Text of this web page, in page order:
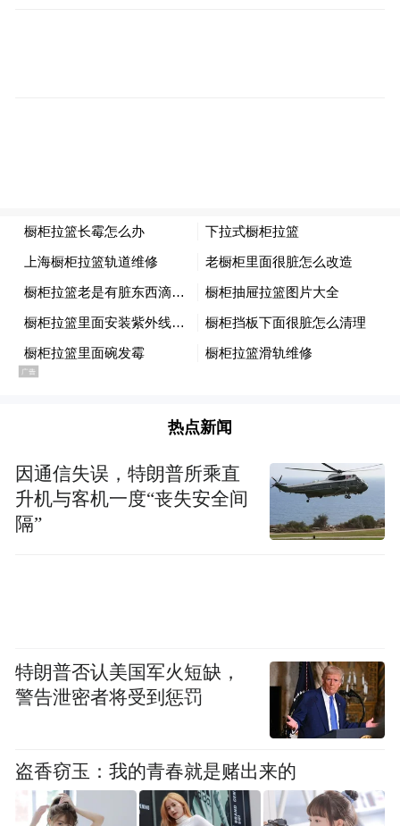
“特别声明：以上作品内容(包括在内的视频、图片或音
频)为凤凰网旗下自媒体平台“大风号”用户上传并发
Notice: The content above (including the videos,
by the user of Dafeng Hao, which is a social media
platform and merely provides information storage
space services.”
热点新闻
因通信失误，特朗普所乘直
升机与客机一度“丧失安全间
隔”
特朗普否认美国军火短缺，
警告泄密者将受到惩罚
盗香窃玉：我的青春就是赌出来的